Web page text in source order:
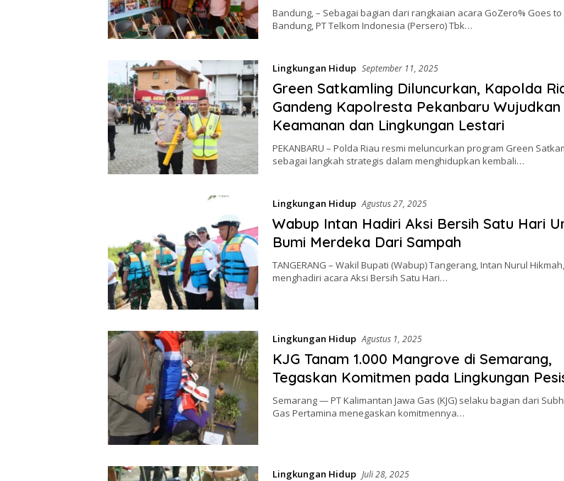
Bandung, – Sebagai bagian dari rangkaian acara GoZero% Goes to
Bandung, PT Telkom Indonesia (Persero) Tbk…
Lingkungan Hidup September 11, 2025
Green Satkamling Diluncurkan, Kapolda
Gandeng Kapolresta Pekanbaru Wujudkan
Keamanan dan Lingkungan Lestari
PEKANBARU – Polda Riau resmi meluncurkan program Green
sebagai langkah strategis dalam menghidupkan kembali…
Lingkungan Hidup Agustus 27, 2025
Wabup Intan Hadiri Aksi Bersih Satu Hari
Bumi Merdeka Dari Sampah
TANGERANG – Wakil Bupati (Wabup) Tangerang, Intan Nurul Hikmah,
menghadiri acara Aksi Bersih Satu Hari…
Lingkungan Hidup Agustus 1, 2025
KJG Tanam 1.000 Mangrove di Semarang,
Tegaskan Komitmen pada Lingkungan
Semarang — PT Kalimantan Jawa Gas (KJG) selaku bagian dari
Gas Pertamina menegaskan komitmennya…
Lingkungan Hidup Juli 28, 2025